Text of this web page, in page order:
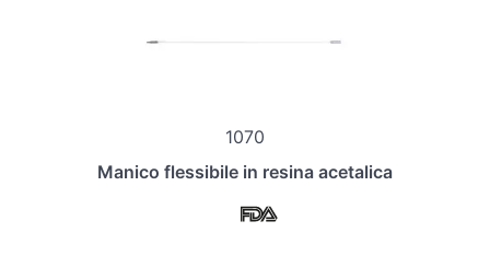
1070
Manico flessibile in resina acetalica